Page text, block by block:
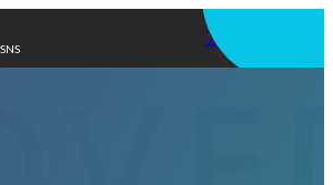
アプリを使う